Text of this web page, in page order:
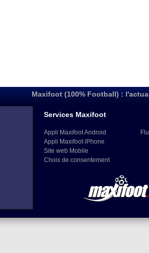
Maxifoot (100% Football) :
Services Maxifoot
Appli Maxifoot Android
Appli Maxifoot iPhone
Site web Mobile
Choix de consentement